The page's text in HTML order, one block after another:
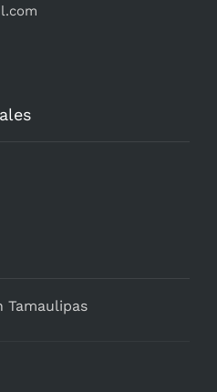
Tamaulipas